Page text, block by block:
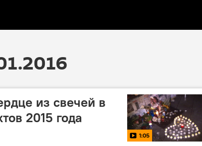
из свечей в
2015 года
1:05